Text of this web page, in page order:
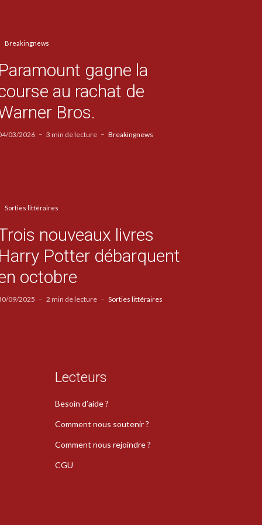
Breakingnews
gagne la
au rachat de
Bros.
03/2026 3 min de lecture Breakingnews
Sorties littéraires
nouveaux livres
Potter débarquent
octobre
09/2025 2 min de lecture Sorties littéraires
Lecteurs
Besoin d’aide ?
Comment nous soutenir ?
Comment nous rejoindre ?
CGU